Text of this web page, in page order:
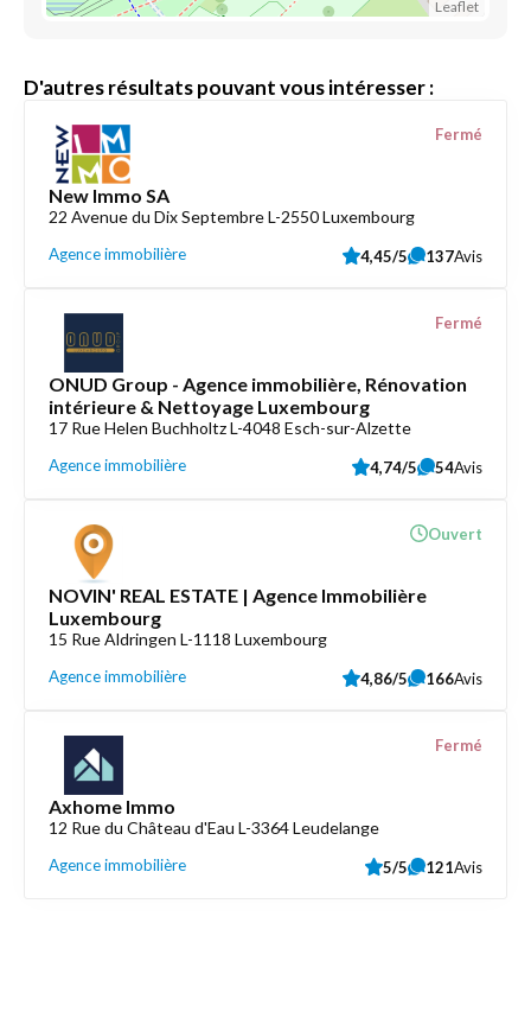
Leaflet
D'autres résultats pouvant vous intéresser :
New Immo SA
22 Avenue du Dix Septembre L-2550 Luxembourg
Agence immobilière
Fermé
4,45/5 137Avis
ONUD Group - Agence immobilière, Rénovation
intérieure & Nettoyage Luxembourg
17 Rue Helen Buchholtz L-4048 Esch-sur-Alzette
Agence immobilière
Fermé
4,74/5 54Avis
NOVIN' REAL ESTATE | Agence Immobilière
Luxembourg
15 Rue Aldringen L-1118 Luxembourg
Agence immobilière
Ouvert
4,86/5 166Avis
Axhome Immo
12 Rue du Château d'Eau L-3364 Leudelange
Agence immobilière
Fermé
5/5 121Avis